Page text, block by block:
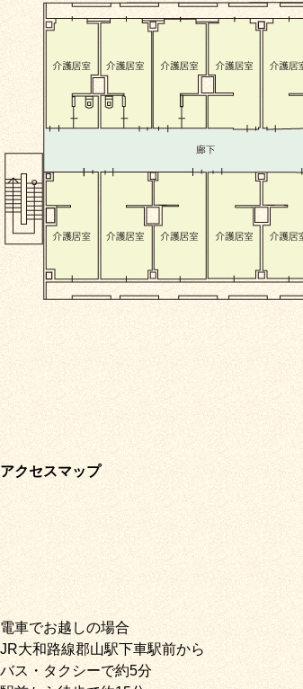
アクセスマップ
電車でお越しの場合
JR大和路線郡山駅下車駅前から
バス・タクシーで約5分